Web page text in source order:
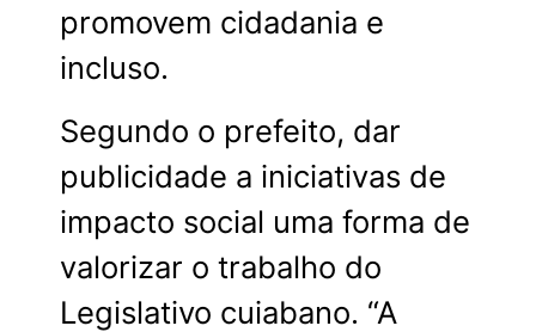
promovem cidadania e
incluso.
Segundo o prefeito, dar
publicidade a iniciativas de
impacto social uma forma de
valorizar o trabalho do
Legislativo cuiabano. “A